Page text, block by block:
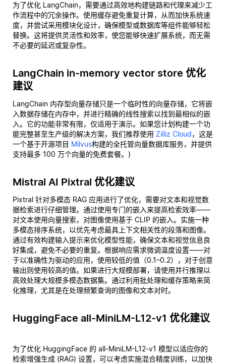
为了优化 LangChain，需要通过高效地构建链路和代理来减少工
作流程中的冗余操作。使用缓存避免重复计算，从而加快系统速
度，并尝试采用模块化设计，确保模型或数据库等组件能够轻松
替换。这将提供灵活性和效率，使您能够快速扩展系统，而无需
不必要的延迟或复杂性。
LangChain in-memory vector store 优化
建议
LangChain 内存型向量存储只是一个临时性的向量存储，它将嵌
入数据存储在内存中，并进行精确的线性搜索以找到最相似的嵌
入。它的功能非常有限，仅适用于演示。如果您计划构建一个功
能完整甚至生产级的解决方案，我们推荐使用 Zilliz Cloud，这是
一个基于开源项目 Milvus构建的全托管向量数据库服务，并提供
支持最多 100 万个向量的免费套餐。)
Mistral AI Pixtral 优化建议
Pixtral 针对多模态 RAG 应用进行了优化，需要对文本和视觉数
据检索进行仔细管理。通过使用专门的嵌入来提高检索效率——
对文本使用向量搜索，对图像使用基于 CLIP 的嵌入。实施一种
多模态排序系统，以优先考虑最具上下文相关性的段落和图像。
通过有效构建输入提示来优化模型性能，确保文本和视觉信息良
好集成，避免不必要的重复。根据响应需求微调温度设置——对
于以准确性为驱动的应用，使用较低的值（0.1–0.2），对于创意
输出则使用较高的值。如果进行大规模部署，请使用并行推理以
高效处理大规模多模态数据集。通过利用批处理和缓存策略来简
化推理，尤其是在处理频繁查询的图像和文本对时。
HuggingFace all-MiniLM-L12-v1 优化建议
为了优化 HuggingFace 的 all-MiniLM-L12-v1 模型以适应你的
检索增强生成 (RAG) 设置，可以考虑实施混合精度训练，以加快